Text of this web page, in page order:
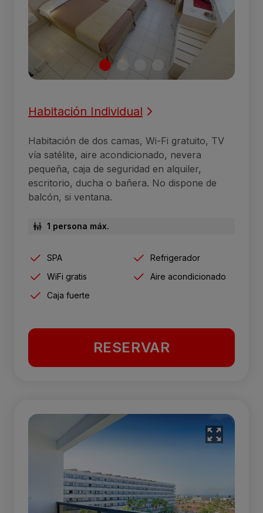
Habitación Individual
Habitación de dos camas, Wi-Fi gratuito, TV
vía satélite, aire acondicionado, nevera
pequeña, caja de seguridad en alquiler,
escritorio, ducha o bañera. No dispone de
balcón, si ventana.
1 persona máx.
SPA
Refrigerador
WiFi gratis
Aire acondicionado
Caja fuerte
RESERVAR